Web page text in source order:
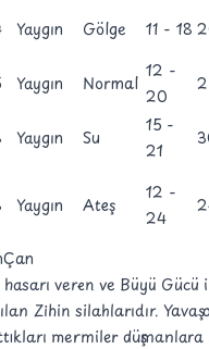
Yaygın Gölge 11 - 18
Yaygın Normal
12 -
20
Yaygın Su
15 -
21
Yaygın Ateş
12 -
24
Çan
veren ve Büyü Gücü
Zihin silahlarıdır. Yavaş
mermiler